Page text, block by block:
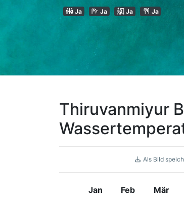
Ja Ja Ja Ja
Thiruvanmiyur
Als Bild
Jan Feb Mär